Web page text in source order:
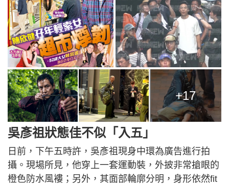
+17
吳彥祖狀態佳不似「入五」
日前，下午五時許，吳彥祖現身中環為廣告進行拍
攝。現場所見，他穿上一套運動裝，外披非常搶眼的
橙色防水風褸；另外，其面部輪廓分明，身形依然fit